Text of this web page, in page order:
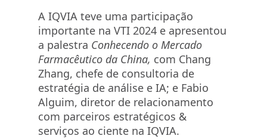
A IQVIA teve uma participação
importante na VTI 2024 e apresentou
a palestra Conhecendo o Mercado
Farmacêutico da China, com Chang
Zhang, chefe de consultoria de
estratégia de análise e IA; e Fabio
Alguim, diretor de relacionamento
com parceiros estratégicos &
serviços ao ciente na IQVIA.